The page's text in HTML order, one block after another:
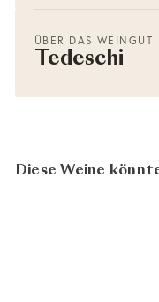
ÜBER DAS WEINGUT
Tedeschi
Diese Weine